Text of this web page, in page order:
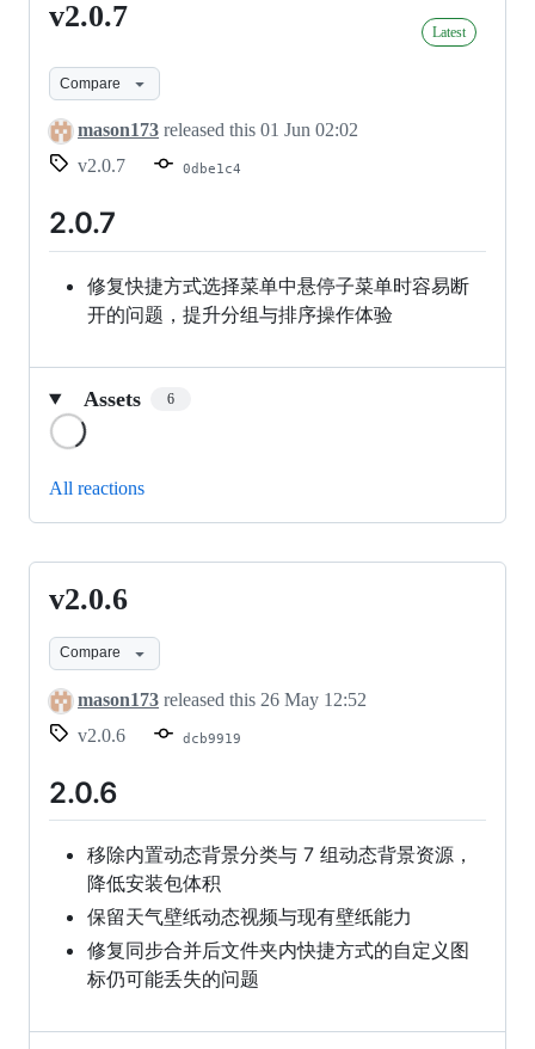
v2.0.7
v2.0.7 Latest
Compare
mason173 released this 01 Jun 02:02
v2.0.7
0dbe1c4
2.0.7
修复快捷方式选择菜单中悬停子菜单时容易断
开的问题，提升分组与排序操作体验
Assets 6
All reactions
v2.0.6
v2.0.6
Compare
mason173 released this 26 May 12:52
v2.0.6
dcb9919
2.0.6
移除内置动态背景分类与 7 组动态背景资源，
降低安装包体积
保留天气壁纸动态视频与现有壁纸能力
修复同步合并后文件夹内快捷方式的自定义图
标仍可能丢失的问题